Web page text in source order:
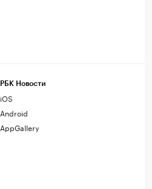
РБК Новости
iOS
Android
AppGallery